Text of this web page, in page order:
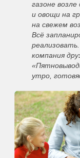
газоне
и овощи на
на свежем
Всё
компания
утро,